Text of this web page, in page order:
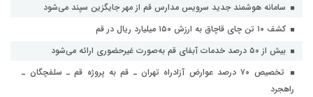
سامانه هوشمند جدید سرویس مدارس قم از مهر جایگزین سپند می‌شود
کشف ۱۰ تن چای قاچاق به ارزش ۱۵۰ میلیارد ریال در قم
بیش از ۵۰ درصد خدمات آبفای قم به‌صورت غیرحضوری ارائه می‌شود
تخصیص ۷۰ درصد عوارض آزادراه تهران ـ قم به پروژه قم ـ سلفچگان ـ
راهجرد